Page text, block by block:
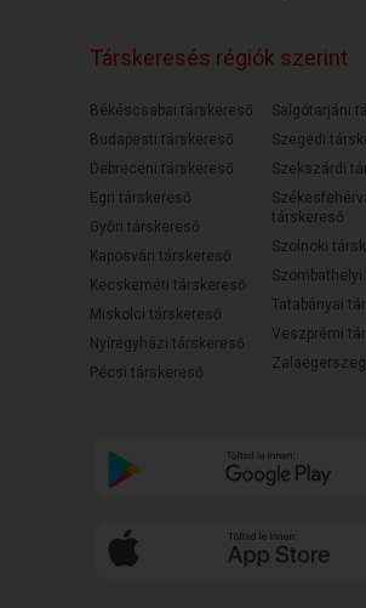
Társkeresés régiók szerint
Békéscsabai társkereső
Budapesti társkereső
Debreceni társkereső
Egri társkereső
Győri társkereső
Kaposvári társkereső
Kecskeméti társkereső
Miskolci társkereső
Nyíregyházi társkereső
Pécsi társkereső
Salgótarjáni
Szegedi
Szekszárdi
társkereső
Szolnoki
Tatabányai
Veszprémi